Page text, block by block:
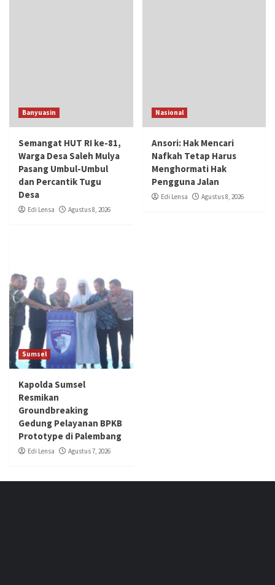
Banyuasin
Semangat HUT RI ke-81,
Warga Desa Saleh Mulya
Pasang Umbul-Umbul
dan Percantik Tugu
Desa
Edi Lensa Agustus 8, 2026
Nasional
Ansori: Hak Mencari
Nafkah Tetap Harus
Menghormati Hak
Pengguna Jalan
Edi Lensa Agustus 8, 2026
Sumsel
Kapolda Sumsel
Resmikan
Groundbreaking
Gedung Pelayanan BPKB
Prototype di Palembang
Edi Lensa Agustus 7, 2026